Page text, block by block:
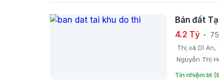
Bán đất
4.2 Tỷ
Thị xã Dĩ An,
Nguyễn Thị
Tín nhiệm bt